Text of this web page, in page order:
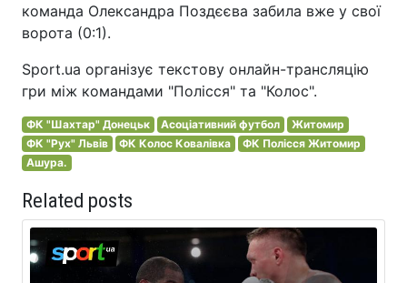
команда Олександра Поздєєва забила вже у свої
ворота (0:1).
Sport.ua організує текстову онлайн-трансляцію
гри між командами "Полісся" та "Колос".
ФК "Шахтар" Донецьк Асоціативний футбол
Житомир
ФК "Рух" Львів
ФК Колос Ковалівка
ФК Полісся Житомир
Ашура.
Related posts